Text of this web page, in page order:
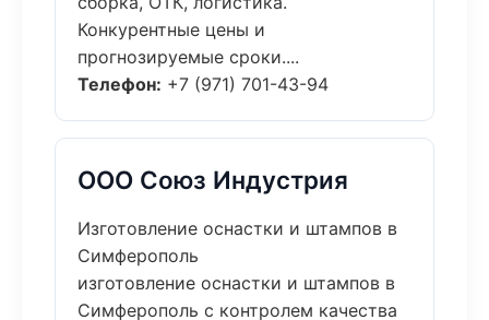
Конкурентные цены и
прогнозируемые сроки....
Телефон: +7 (971) 701-43-94
ООО Союз Индустрия
Изготовление оснастки и штампов в
Симферополь
изготовление оснастки и штампов в
Симферополь с контролем качества